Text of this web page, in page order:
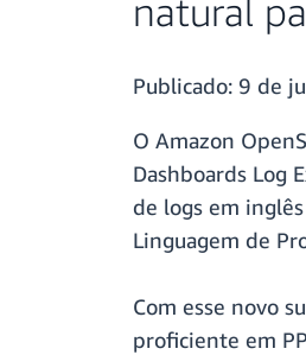
natural
Publicado: 9 de
O Amazon
Dashboards Log
de logs em
Linguagem de
Com esse novo
proficiente em